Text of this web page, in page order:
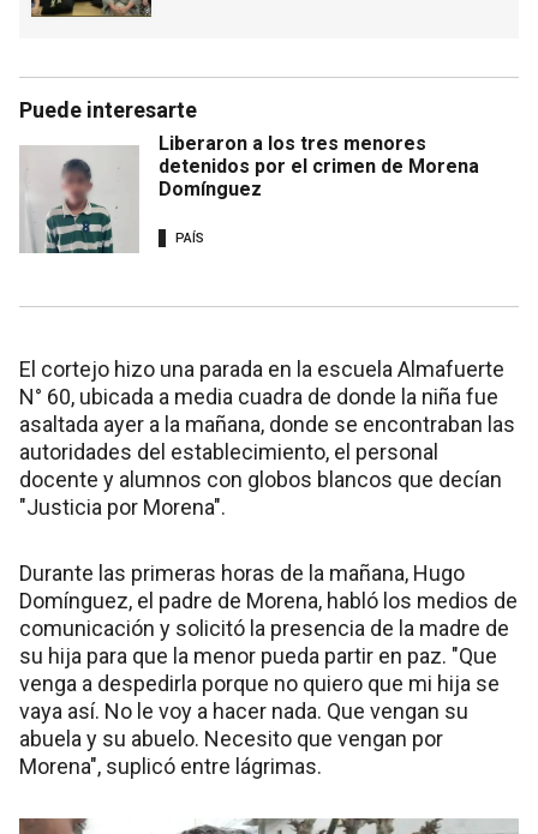
Puede interesarte
Liberaron a los tres menores
detenidos por el crimen de Morena
Domínguez
PAÍS
El cortejo hizo una parada en la escuela Almafuerte
N° 60, ubicada a media cuadra de donde la niña fue
asaltada ayer a la mañana, donde se encontraban las
autoridades del establecimiento, el personal
docente y alumnos con globos blancos que decían
"Justicia por Morena".
Durante las primeras horas de la mañana, Hugo
Domínguez, el padre de Morena, habló los medios de
comunicación y solicitó la presencia de la madre de
su hija para que la menor pueda partir en paz. "Que
venga a despedirla porque no quiero que mi hija se
vaya así. No le voy a hacer nada. Que vengan su
abuela y su abuelo. Necesito que vengan por
Morena", suplicó entre lágrimas.